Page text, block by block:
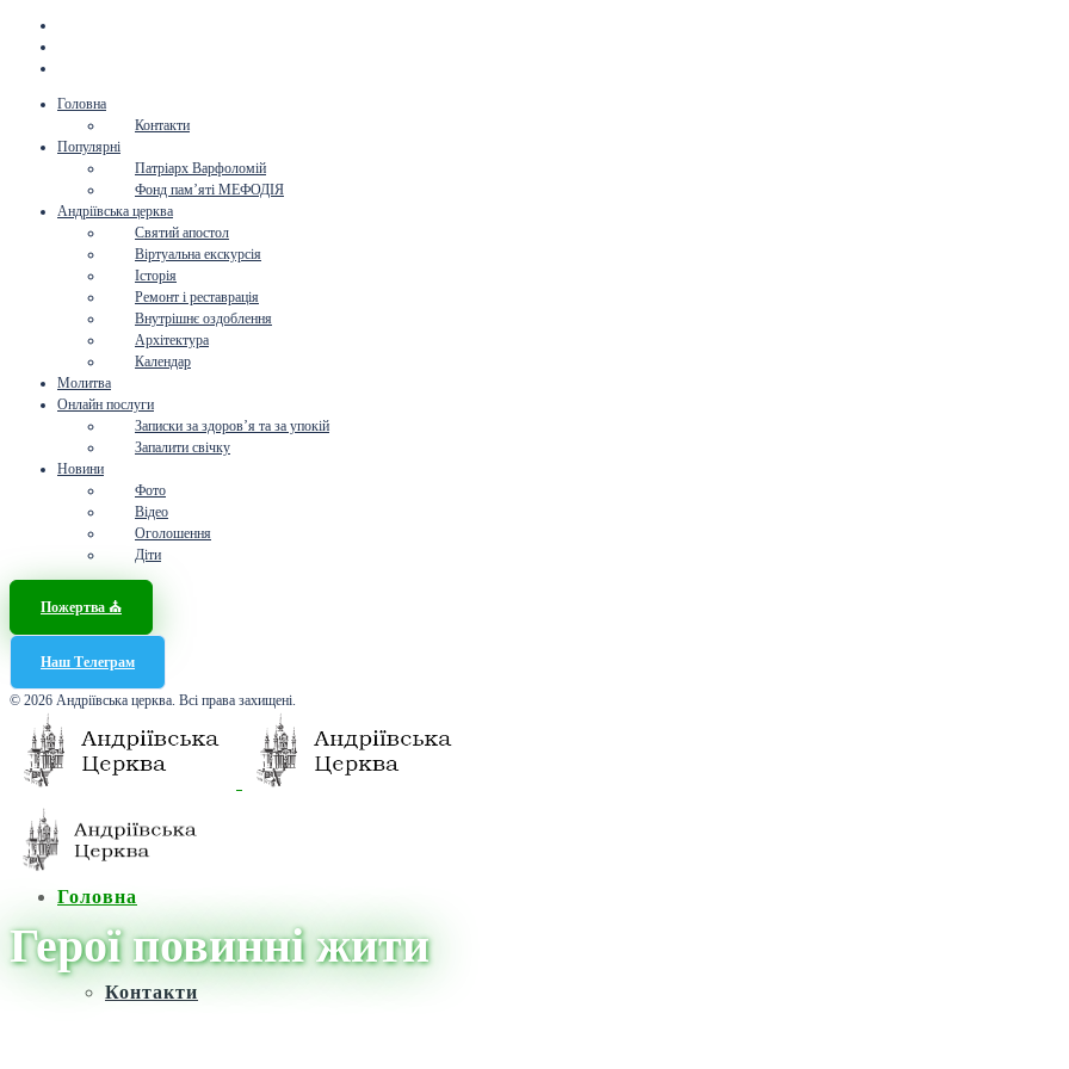
Головна
Контакти
Популярні
Патріарх Варфоломій
Фонд пам’яті МЕФОДІЯ
Андріївська церква
Святий апостол
Віртуальна екскурсія
Історія
Ремонт і реставрація
Внутрішнє оздоблення
Архітектура
Календар
Молитва
Онлайн послуги
Записки за здоров’я та за упокій
Запалити свічку
Новини
Фото
Відео
Оголошення
Діти
Пожертва ⛪️
Наш Телеграм
© 2026 Андріївська церква. Всі права захищені.
Головна
Контакти
Герої повинні жити